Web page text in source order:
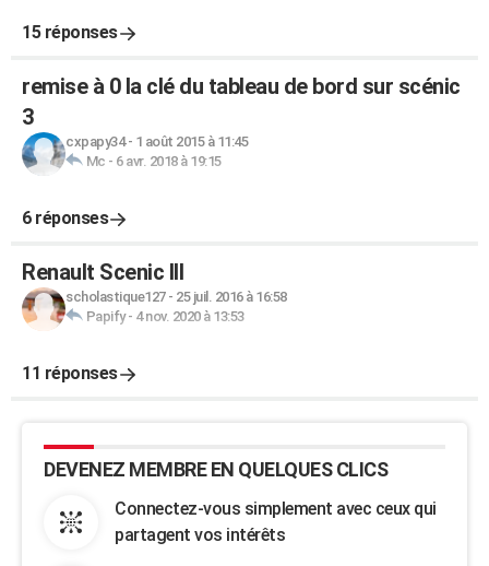
15 réponses
remise à 0 la clé du tableau de bord sur scénic
3
cxpapy34- 1 août 2015 à 11:45
Mc - 6 avr. 2018 à 19:15
6 réponses
Renault Scenic III
scholastique127- 25 juil. 2016 à 16:58
Papify- 4 nov. 2020 à 13:53
11 réponses
DEVENEZ MEMBRE EN QUELQUES CLICS
Connectez-vous simplement avec ceux qui
partagent vos intérêts